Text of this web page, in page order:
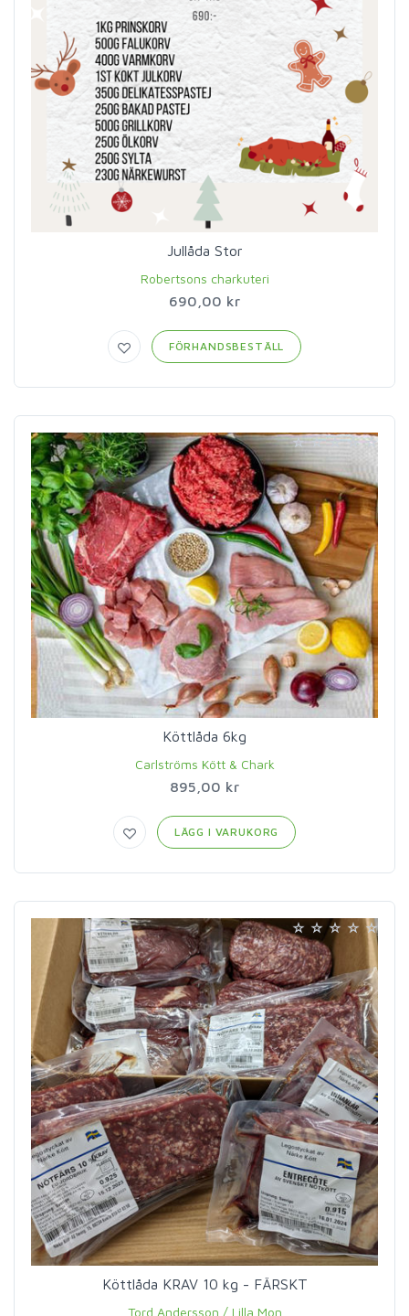
Jullåda Stor
Robertsons charkuteri
690,00 kr
FÖRHANDSBESTÄLL
Köttlåda 6kg
Carlströms Kött & Chark
895,00 kr
LÄGG I VARUKORG
Köttlåda KRAV 10 kg - FÄRSKT
Tord Andersson / Lilla Mon